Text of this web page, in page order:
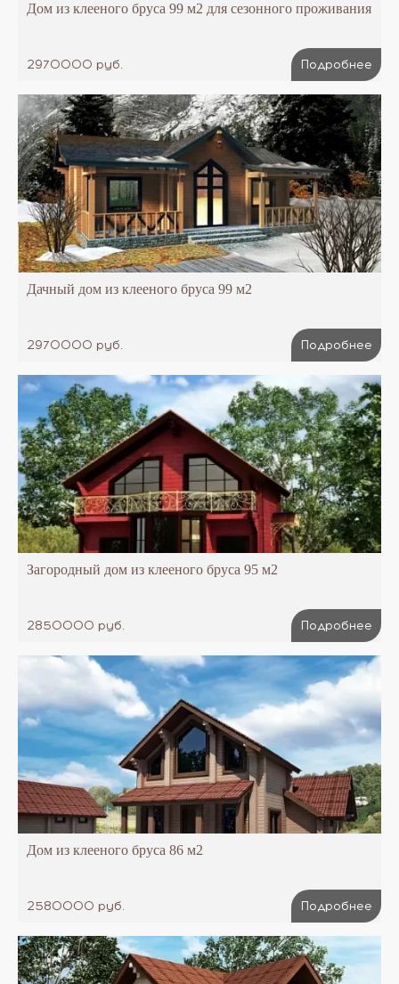
Дом из клееного бруса 99 м2 для сезонного проживания
2970000 руб. Подробнее
Дачный дом из клееного бруса 99 м2
2970000 руб. Подробнее
Загородный дом из клееного бруса 95 м2
2850000 руб. Подробнее
Дом из клееного бруса 86 м2
2580000 руб. Подробнее